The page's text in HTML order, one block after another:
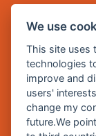
We use
This site uses
technologies
improve and
users'
change my
future.We